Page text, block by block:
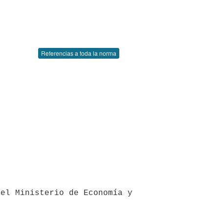
Referencias a toda la norma